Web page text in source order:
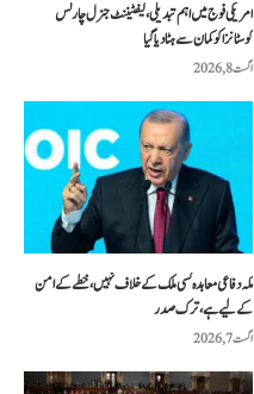
امریکی فوج میں اہم تبدیلی، لیفٹیننٹ جنرل چارلس
کوسٹانزا کو کمان سے ہٹا دیا گیا
اگست 8, 2026
مکہ دفاعی معاہدہ کسی ملک کے خلاف نہیں، خطے کے امن
کے لیے ہے، ترک صدر
اگست 7, 2026